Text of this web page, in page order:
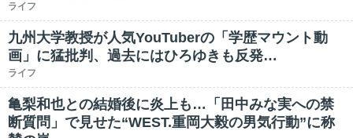
ライフ
九州大学教授が人気YouTuberの「学歴マウント動
画」に猛批判、過去にはひろゆきも反発…
ライフ
亀梨和也との結婚後に炎上も…「田中みな実への禁
断質問」で見せた“WEST.重岡大毅の男気行動”に称